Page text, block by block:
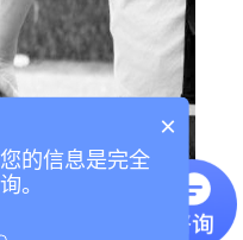
×
的信息是完全
。